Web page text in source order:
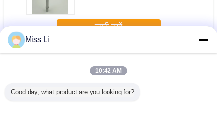
जारी रखें
अधिकप्लास्टिक मोल्ड पार्ट्स
Miss Li
10:42 AM
Good day, what product are you looking for?